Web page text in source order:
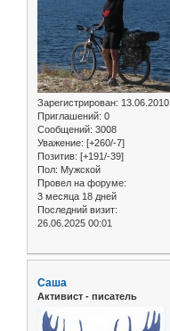
Зарегистрирован: 13.06.2010
Приглашений: 0
Сообщений: 3008
Уважение: [+260/-7]
Позитив: [+191/-39]
Пол: Мужской
Провел на форуме:
3 месяца 18 дней
Последний визит:
26.06.2025 00:01
Саша
Активист - писатель